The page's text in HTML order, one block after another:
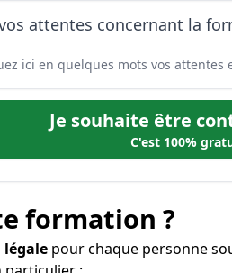
attentes concernant la
Je souhaite être
C'est 100%
formation ?
pour chaque personne